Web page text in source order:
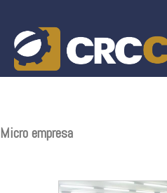
content
Micro empresa